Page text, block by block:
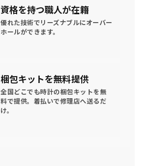
資格を持つ職人が在籍
優れた技術でリーズナブルにオーバー
ホールができます。
梱包キットを無料提供
全国どこでも時計の梱包キットを無
料で提供。 着払いで修理店へ送るだ
け。